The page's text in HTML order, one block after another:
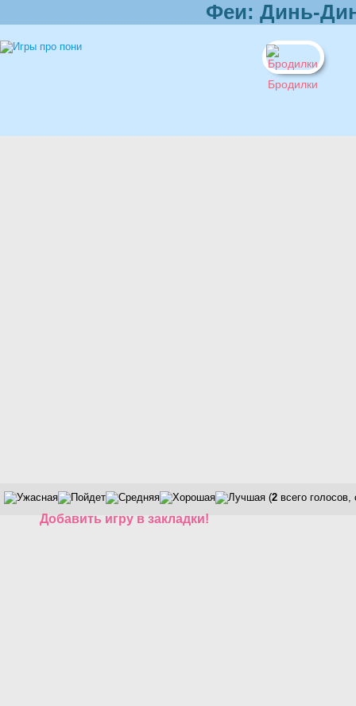
Феи: Динь-
Бродилки
(2 всего
Добавить игру в закладки!